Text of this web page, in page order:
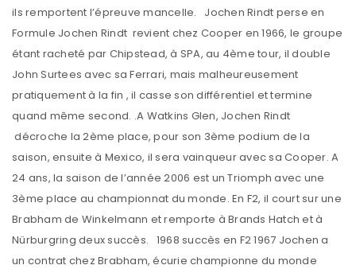
ils remportent l’épreuve mancelle. Jochen Rindt perse en
Formule Jochen Rindt revient chez Cooper en 1966, le groupe
étant racheté par Chipstead, à SPA, au 4ème tour, il double
John Surtees avec sa Ferrari, mais malheureusement
pratiquement à la fin , il casse son différentiel et termine
quand même second. .A Watkins Glen, Jochen Rindt
décroche la 2ème place, pour son 3ème podium de la
saison, ensuite à Mexico, il sera vainqueur avec sa Cooper. A
24 ans, la saison de l’année 2006 est un Triomph avec une
3ème place au championnat du monde. En F2, il court sur une
Brabham de Winkelmann et remporte à Brands Hatch et à
Nürburgring deux succès. 1968 succès en F2 1967 Jochen a
un contrat chez Brabham, écurie championne du monde